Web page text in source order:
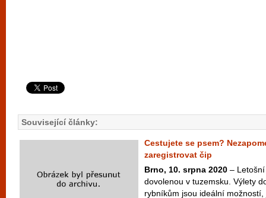
Související články:
Cestujete se psem?
zaregistrovat čip
Brno, 10. srpna 2020 –
dovolenou v tuzemsku. Výlety
rybníkům jsou ideální